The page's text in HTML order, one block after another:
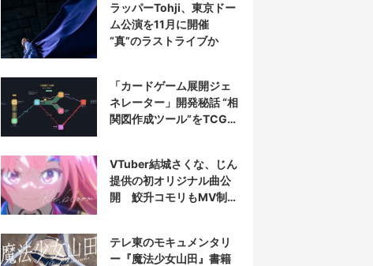
ラッパーTohji、東京ドー
ム公演を11月に開催
“真”のラストライブか
「カードゲーム展開ジェ
ネレーター」開発秘話 “相
関図作成ツール”をTCG向
VTuber結城さくな、じん
提供の初オリジナル曲公
開 鮫升コモリもMV制作
テレ東のモキュメンタリ
ー『魔法少女山田』書籍